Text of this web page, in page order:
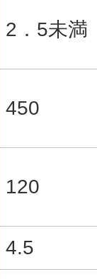
2．5未満
450
120
4.5